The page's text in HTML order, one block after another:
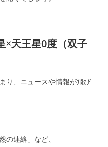
天王星0度（双子
り、ニュースや情報が飛び
の連絡」など、